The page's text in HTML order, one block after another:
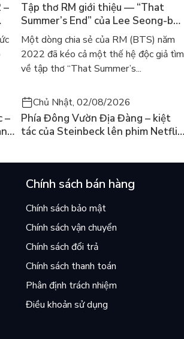
–
Tập thơ RM giới thiệu — “That
Summer’s End” của Lee Seong-bok
ra mắt bản tiếng Anh sau 4 năm
gây sốt
Một dòng chia sẻ của RM (BTS) năm
2022 đã kéo cả một thế hệ độc giả tìm
về tập thơ “That Summer’s...
–
Chủ Nhật, 02/08/2026
Phía Đông Vườn Địa Đàng – kiệt
tác của Steinbeck lên phim Netflix
Chính sách bán hàng
Chính sách bảo mật
Chính sách vận chuyển
Chính sách đổi trả
Chính sách thanh toán
Phân định trách nhiệm
Điều khoản sử dụng